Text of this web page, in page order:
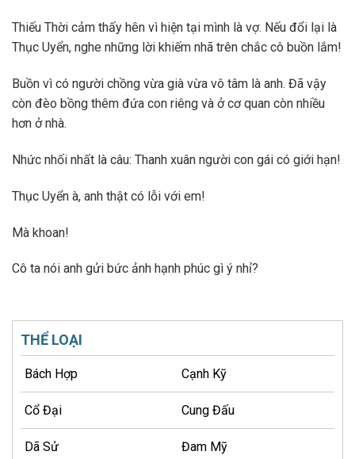
Thiếu Thời cảm thấy hên vì hiện tại mình là vợ. Nếu đổi lại là
Thục Uyển, nghe những lời khiếm nhã trên chắc cô buồn lắm!
Buồn vì có người chồng vừa già vừa vô tâm là anh. Đã vậy
còn đèo bồng thêm đứa con riêng và ở cơ quan còn nhiều
hơn ở nhà.
Nhức nhối nhất là câu: Thanh xuân người con gái có giới hạn!
Thục Uyển à, anh thật có lỗi với em!
Mà khoan!
Cô ta nói anh gửi bức ảnh hạnh phúc gì ý nhỉ?
THỂ LOẠI
Bách Hợp Cạnh Kỹ
Cổ Đại Cung Đấu
Dã Sử Đam Mỹ